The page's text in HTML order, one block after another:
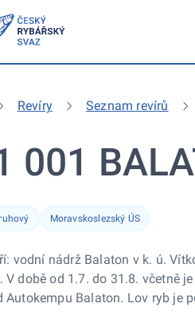
Revíry Seznam revírů
001
Moravskoslezský ÚS
vodní nádrž Balaton v k. ú.
V době od 1.7. do 31.8. včetně
Autokempu Balaton. Lov ryb je